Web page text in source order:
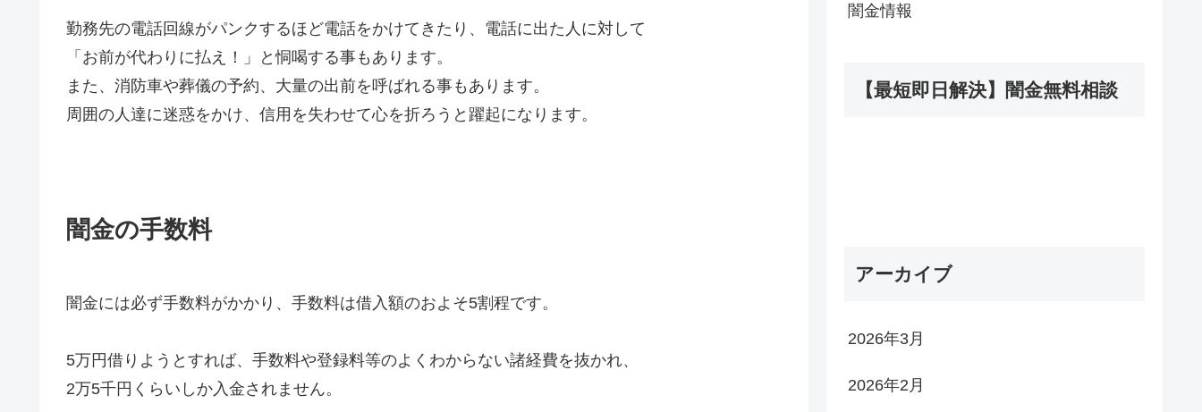
勤務先の電話回線がパンクするほど電話をかけてきたり、電話に出た人に対して
「お前が代わりに払え！」と恫喝する事もあります。
また、消防車や葬儀の予約、大量の出前を呼ばれる事もあります。
周囲の人達に迷惑をかけ、信用を失わせて心を折ろうと躍起になります。
闇金の手数料
闇金には必ず手数料がかかり、手数料は借入額のおよそ5割程です。
5万円借りようとすれば、手数料や登録料等のよくわからない諸経費を抜かれ、
2万5千円くらいしか入金されません。
闇金情報
【最短即日解決】闇金無料相談
アーカイブ
2026年3月
2026年2月